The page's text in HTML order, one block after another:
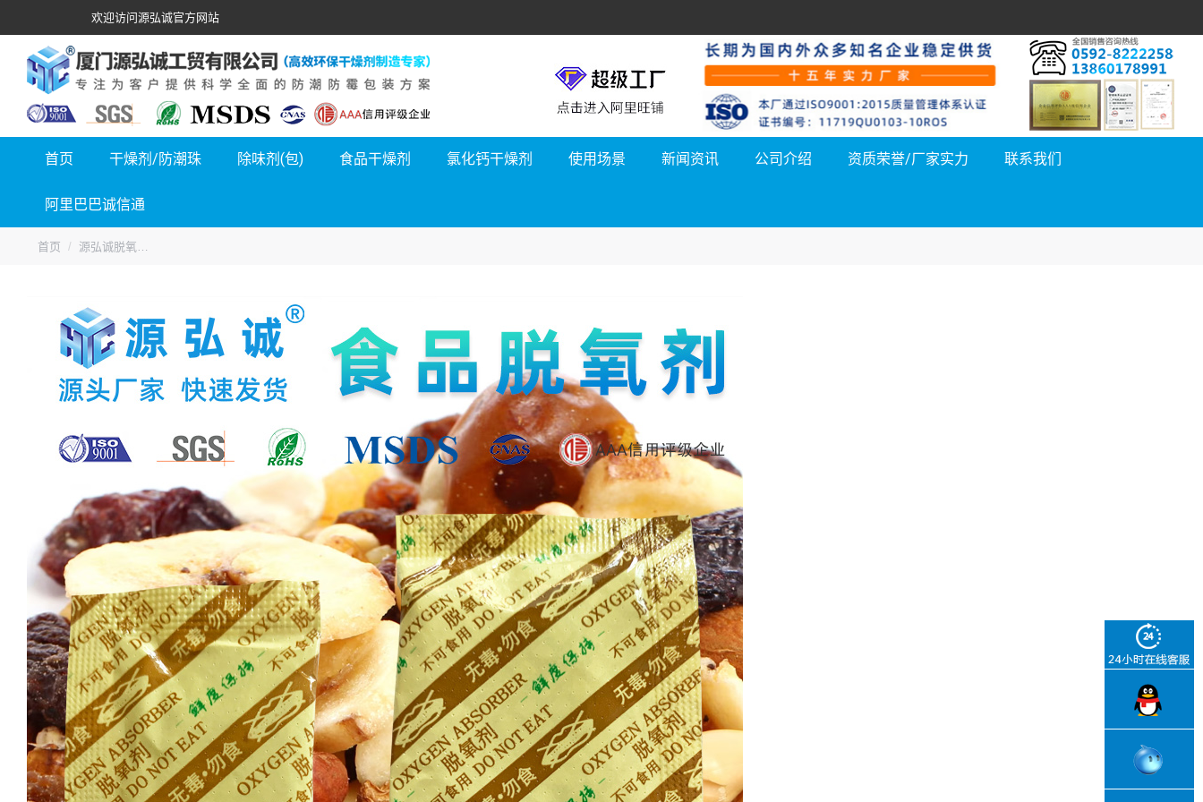
欢迎访问源弘诚官方网站
首页 干燥剂/防潮珠 除味剂(包) 食品干燥剂 氯化钙干燥剂 使用场景 新闻资讯 公司介绍 资质荣誉/厂家实力 联系我们
阿里巴巴诚信通
您的位置：
首页 源弘诚脱氧…